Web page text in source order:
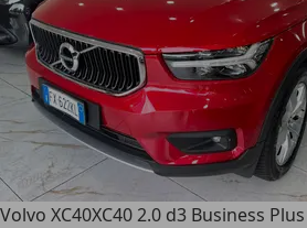
Volvo XC40XC40 2.0 d3 Business